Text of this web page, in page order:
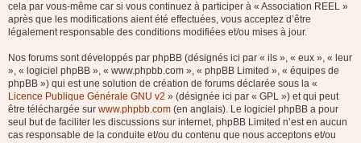
cela par vous-même car si vous continuez à participer à « Association REEL »
après que les modifications aient été effectuées, vous acceptez d’être
légalement responsable des conditions modifiées et/ou mises à jour.
Nos forums sont développés par phpBB (désignés ici par « ils », « eux », « leur
», « logiciel phpBB », « www.phpbb.com », « phpBB Limited », « équipes de
phpBB ») qui est une solution de création de forums déclarée sous la «
Licence Publique Générale GNU v2 » (désignée ici par « GPL ») et qui peut
être téléchargée sur www.phpbb.com (en anglais). Le logiciel phpBB a pour
seul but de faciliter les discussions sur internet, phpBB Limited n’est en aucun
cas responsable de la conduite et/ou du contenu que nous acceptons et/ou